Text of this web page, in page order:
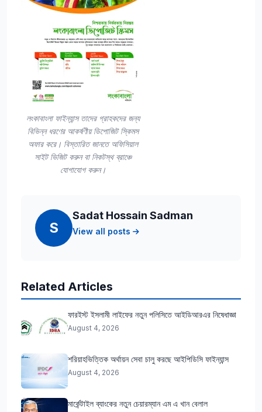
লংকাবাংলা ফাইন্যান্স তাদের গ্রাহকদের জন্য
বিভিন্ন ধরণের আকর্ষণীয় ডিপোজিট স্কিমস
অফার করে। বিস্তারিত জানতে অফিসিয়াল
সাইট ভিজিট করুন বা নিকটস্থ ব্রাঞ্চে
যোগাযোগ করুন।
S
Sadat Hossain Sadman
View all posts
Related Articles
ফারইস্ট ইসলামী লাইফের নতুন পলিসিতে আইডিআরএর নিষেধাজ্ঞা
August 4, 2026
শরিয়াহভিত্তিক অর্থায়ন সেবা চালু করছে আইপিডিসি ফাইন্যান্স
August 4, 2026
মার্কেন্টাইল ব্যাংকের নতুন চেয়ারম্যান এম এ খান বেলাল